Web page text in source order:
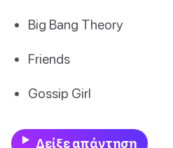
Big Bang Theory
Friends
Gossip Girl
Δείξε απάντηση